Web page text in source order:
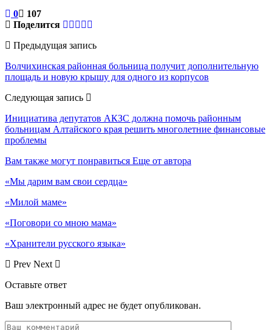
0
107
Поделится
Предыдущая запись
Волчихинская районная больница получит дополнительную
площадь и новую крышу для одного из корпусов
Следующая запись
Инициатива депутатов АКЗС должна помочь районным
больницам Алтайского края решить многолетние финансовые
проблемы
Вам также могут понравиться Еще от автора
«Мы дарим вам свои сердца»
«Милой маме»
«Поговори со мною мама»
«Хранители русского языка»
Prev Next
Оставьте ответ
Ваш электронный адрес не будет опубликован.